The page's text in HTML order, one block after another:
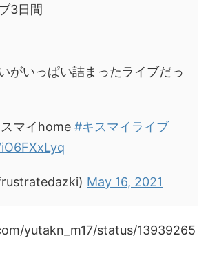
3日間
がいっぱい詰まったライブだっ
マイhome #キスマイライブ
May 16, 2021
yutakn_m17/status/13939265